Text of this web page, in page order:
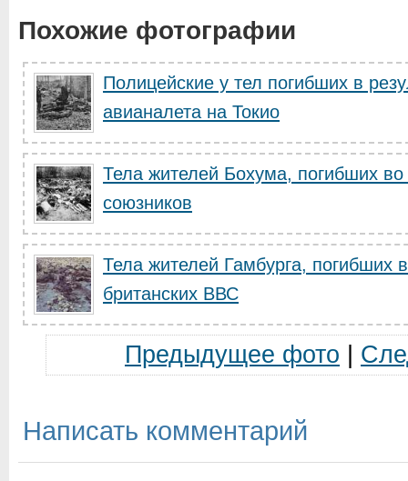
Похожие фотографии
Полицейские у тел погибших в
авианалета на Токио
Тела жителей Бохума, погибших
союзников
Тела жителей Гамбурга, погибших
британских ВВС
Предыдущее фото
Написать комментарий